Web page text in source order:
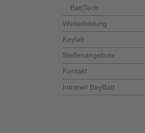
BattTech
Weiterbildung
Keylab
Stellenangebote
Kontakt
Intranet BayBatt